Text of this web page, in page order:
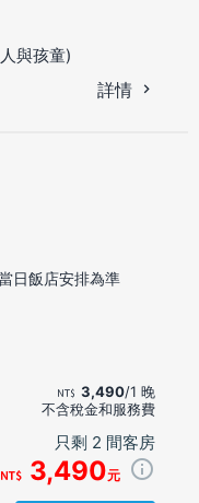
與孩童)
詳情
日飯店安排為準
3,490/1 晚
不含稅金和服務費
只剩 2 間客房
3,490元